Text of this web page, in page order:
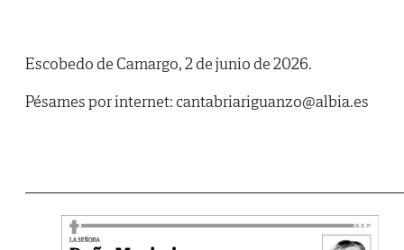
Escobedo de Camargo, 2 de junio de 2026.
Pésames por internet: cantabriariguanzo@albia.es